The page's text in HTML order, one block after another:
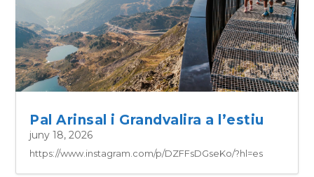
Pal Arinsal i Grandvalira a l’estiu
juny 18, 2026
https://www.instagram.com/p/DZFFsDGseKo/?hl=es